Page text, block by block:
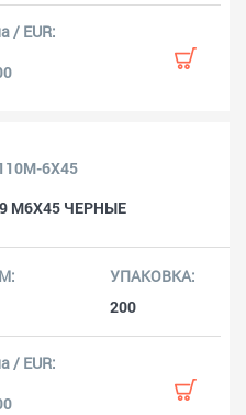
6X45
M6X45 ЧЕРНЫЕ
200